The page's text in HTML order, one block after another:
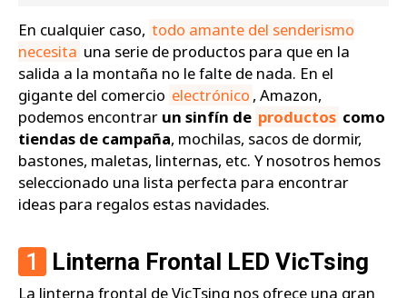
En cualquier caso, todo amante del senderismo
necesita una serie de productos para que en la
salida a la montaña no le falte de nada. En el
gigante del comercio electrónico , Amazon,
podemos encontrar un sinfín de productos como
tiendas de campaña, mochilas, sacos de dormir,
bastones, maletas, linternas, etc. Y nosotros hemos
seleccionado una lista perfecta para encontrar
ideas para regalos estas navidades.
1 Linterna Frontal LED VicTsing
La linterna frontal de VicTsing nos ofrece una gran